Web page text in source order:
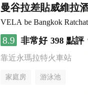
曼谷拉差貼威維拉
VELA be Bangkok
8.9 非常好 398 點評
靠近永瑪拉特火車站
家庭房 游泳池